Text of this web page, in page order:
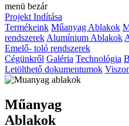
menü bezár
Projekt Indítása
Termékeink Műanyag Ablakok
rendszerek Alumínium Ablakok
Emelő- toló rendszerek
Cégünkről Galéria Technológia
Letölthető dokumentumok
Műanyag
Ablakok